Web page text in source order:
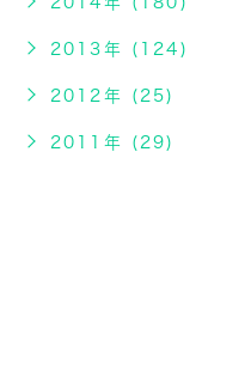
2013年 (124)
2012年 (25)
2011年 (29)